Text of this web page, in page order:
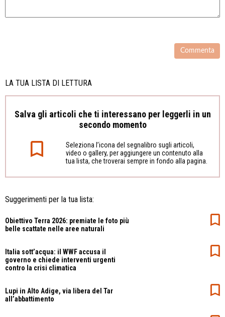
LA TUA LISTA DI LETTURA
Salva gli articoli che ti interessano per leggerli in un
secondo momento
Seleziona l’icona del segnalibro sugli articoli,
video o gallery, per aggiungere un contenuto alla
tua lista, che troverai sempre in fondo alla pagina.
Suggerimenti per la tua lista:
Obiettivo Terra 2026: premiate le foto più
belle scattate nelle aree naturali
Italia sott’acqua: il WWF accusa il
governo e chiede interventi urgenti
contro la crisi climatica
Lupi in Alto Adige, via libera del Tar
all’abbattimento